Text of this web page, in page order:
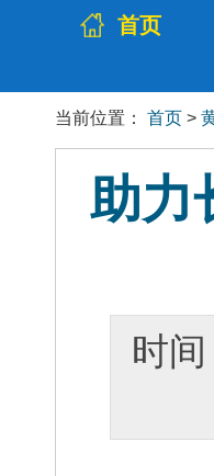
首页
当前位置： 首页 >
助力
时